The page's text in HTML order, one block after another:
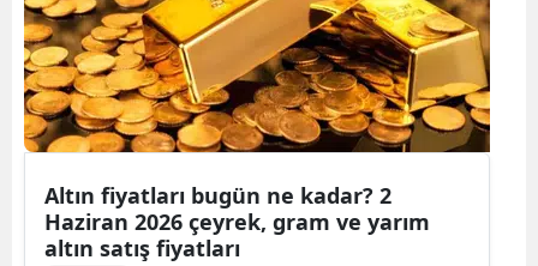
Altın fiyatları bugün ne kadar? 2
Haziran 2026 çeyrek, gram ve yarım
altın satış fiyatları